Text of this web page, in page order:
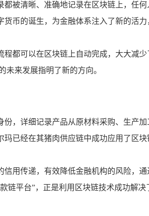
被清晰、准确地记录在区块链上，任
币的诞生，为金融体系注入了新的活力
都可以在区块链上自动完成，大大减
来发展指明了新的方向。
，详细记录产品从原材料采购、生产
已经在其猪肉供应链中成功应用了区
用传递，有效降低金融机构的风险，
链平台”，正是利用区块链技术成功解决